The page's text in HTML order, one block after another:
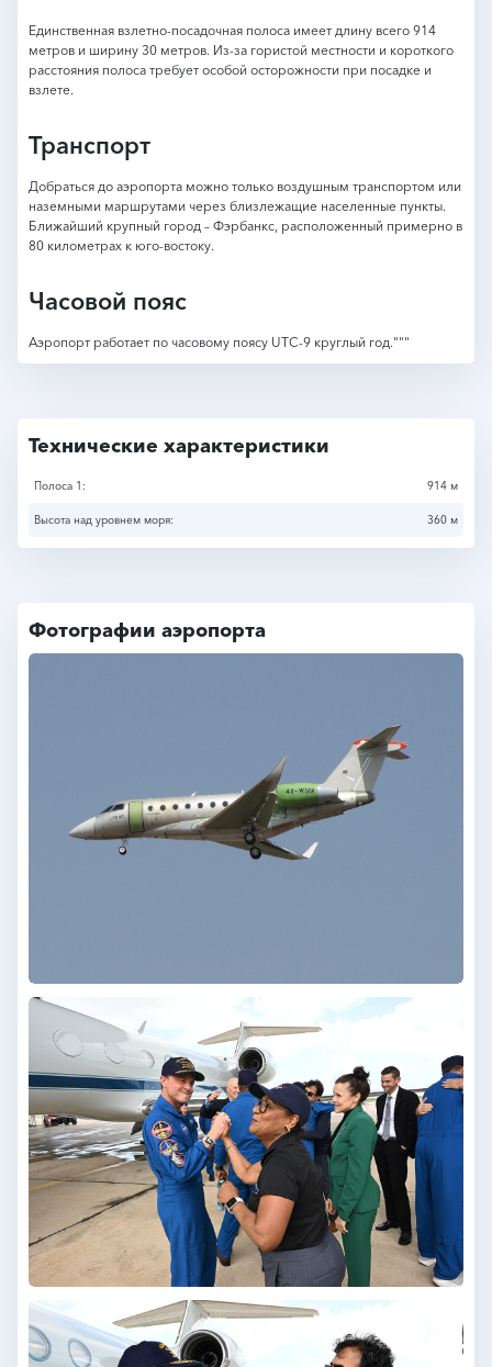
Единственная взлетно-посадочная полоса имеет длину всего 914
метров и ширину 30 метров. Из-за гористой местности и короткого
расстояния полоса требует особой осторожности при посадке и
взлете.
Транспорт
Добраться до аэропорта можно только воздушным транспортом или
наземными маршрутами через близлежащие населенные пункты.
Ближайший крупный город – Фэрбанкс, расположенный примерно в
80 километрах к юго-востоку.
Часовой пояс
Аэропорт работает по часовому поясу UTC-9 круглый год."""
Технические характеристики
Полоса 1: 914 м
Высота над уровнем моря: 360 м
Фотографии аэропорта